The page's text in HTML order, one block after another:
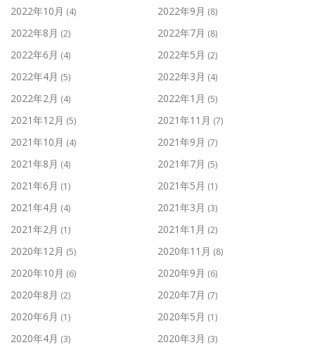
2022年10月 (4) 2022年9月 (8)
2022年8月 (2) 2022年7月 (8)
2022年6月 (4) 2022年5月 (2)
2022年4月 (5) 2022年3月 (4)
2022年2月 (4) 2022年1月 (5)
2021年12月 (5) 2021年11月 (7)
2021年10月 (4) 2021年9月 (7)
2021年8月 (4) 2021年7月 (5)
2021年6月 (1) 2021年5月 (1)
2021年4月 (4) 2021年3月 (3)
2021年2月 (1) 2021年1月 (2)
2020年12月 (5) 2020年11月 (8)
2020年10月 (6) 2020年9月 (6)
2020年8月 (2) 2020年7月 (7)
2020年6月 (1) 2020年5月 (1)
2020年4月 (3) 2020年3月 (3)